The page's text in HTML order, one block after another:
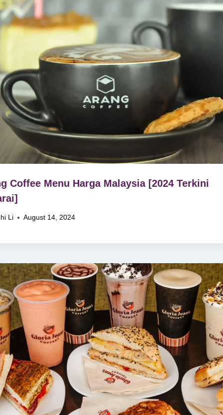
Coffee Menu Harga Malaysia [2024 Terkini
Li August 14, 2024